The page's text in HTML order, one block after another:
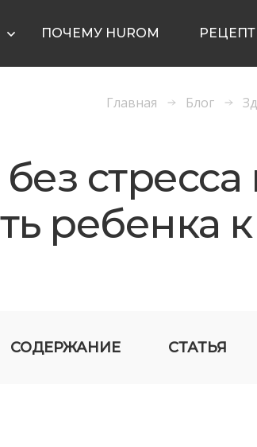
ПОЧЕМУ HUROM
Главная Блог
без
ребенка
СОДЕРЖАНИЕ СТАТЬЯ